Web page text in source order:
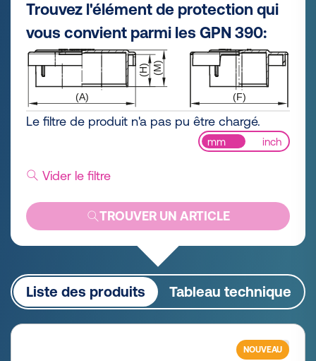
Trouvez l'élément de protection qui
vous convient parmi les GPN 390:
Le filtre de produit n'a pas pu être chargé.
mm inch
Vider le filtre
TROUVER UN ARTICLE
Liste des produits Tableau technique
NOUVEAU